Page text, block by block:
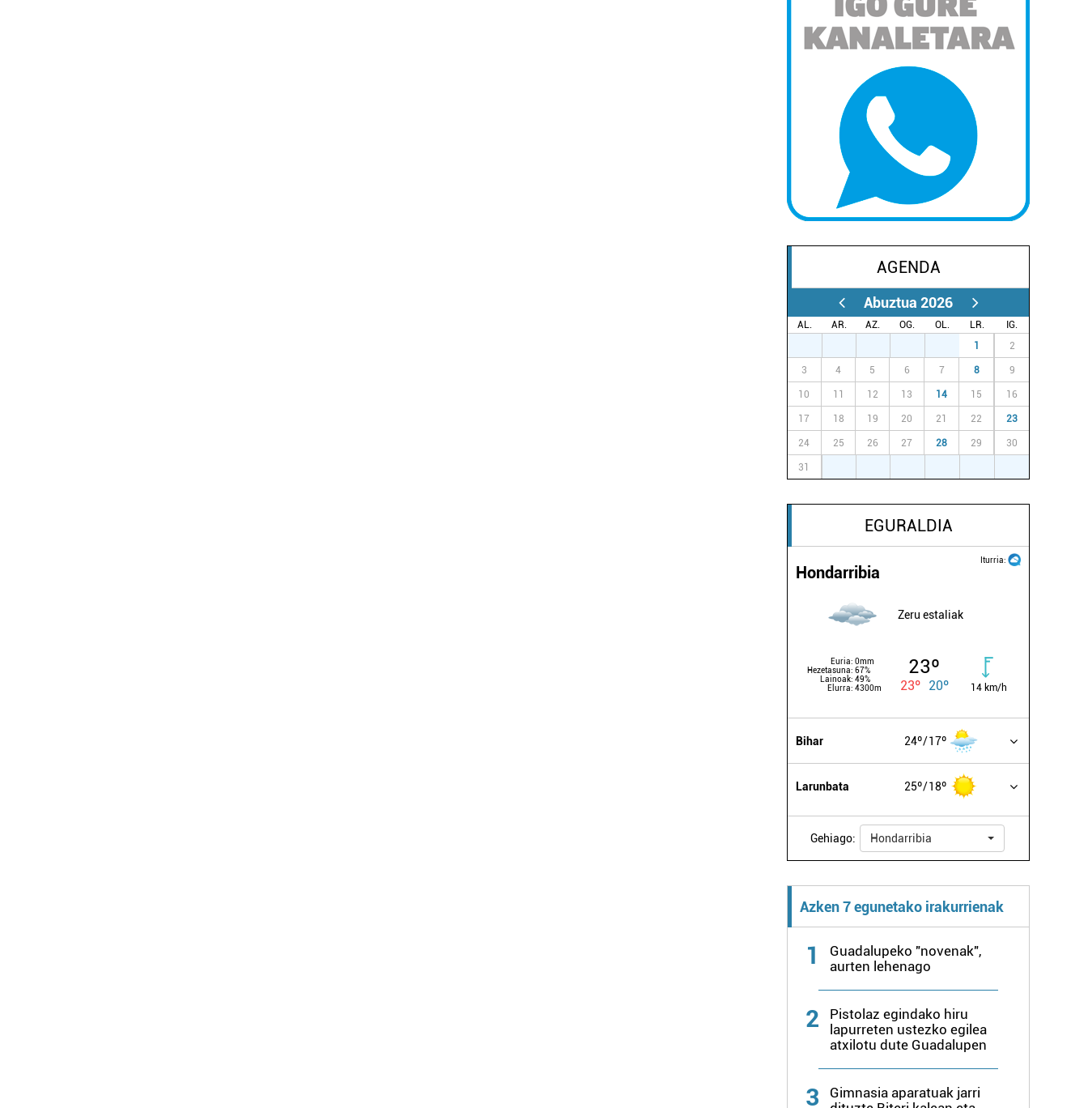
AGENDA
Abuztua 2026
AL. AR. AZ. OG. OL. LR.
IG.
1 2
3 4 5 6 7 8 9
10 11 12 13 14 15 16
17 18 19 20 21 22 23
24 25 26 27 28 29 30
31
EGURALDIA
Iturria:
Hondarribia
Zeru estaliak
Euria: 0mm
Hezetasuna: 67%
Lainoak: 49%
Elurra: 4300m
23º
23º 20º 14 km/h
Bihar 24º 17º
Larunbata 25º 18º
Gehiago: Hondarribia
Azken 7 egunetako irakurrienak
1
Guadalupeko "novenak",
aurten lehenago
2
Pistolaz egindako hiru
lapurreten ustezko egilea
atxilotu dute Guadalupen
3
Gimnasia aparatuak jarri